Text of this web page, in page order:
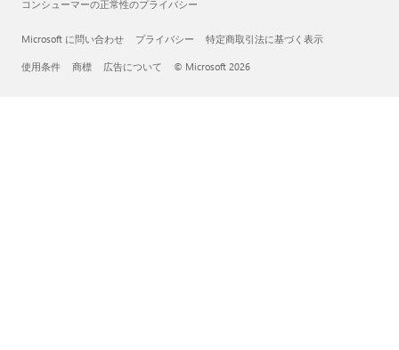
コンシューマーの正常性のプライバシー
Microsoft に問い合わせ プライバシー 特定商取引法に基づく表示
使用条件 商標 広告について © Microsoft 2026